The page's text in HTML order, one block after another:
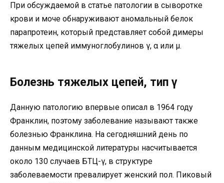
При обсуждаемой в статье патологии в сыворотке
крови и моче обнаруживают аномальный белок
парапротеин, который представляет собой димеры
тяжелых цепей иммуноглобулинов γ, α или μ.
Болезнь тяжелых цепей, тип γ
Данную патологию впервые описал в 1964 году
Франклин, поэтому заболевание называют также
болезнью Франклина. На сегодняшний день по
данным медицинской литературы насчитывается
около 130 случаев БТЦ-γ, в структуре
заболеваемости превалирует женский пол. Пиковый